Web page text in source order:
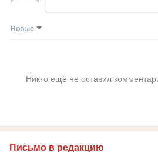
Новые
Никто ещё не оставил
Письмо в редакцию